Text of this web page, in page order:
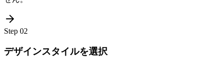
Step 02
デザインスタイルを選択